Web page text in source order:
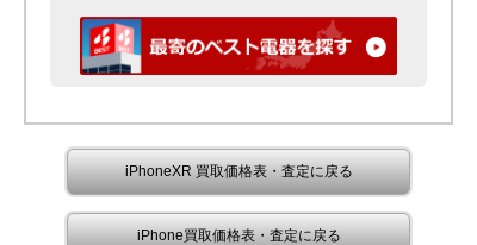
iPhoneXR 買取価格表・査定に戻る
iPhone買取価格表・査定に戻る